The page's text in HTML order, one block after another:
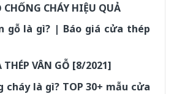
CHỐNG CHÁY HIỆU QUẢ
gỗ là gì? | Báo giá cửa thép
THÉP VÂN GỖ [8/2021]
cháy là gì? TOP 30+ mẫu cửa